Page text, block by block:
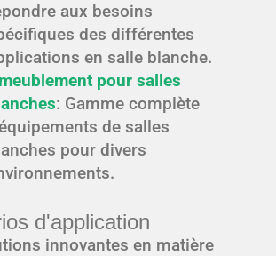
aux besoins
des différentes
en salle blanche.
pour salles
: Gamme complète
de salles
pour divers
d'application
innovantes en matière